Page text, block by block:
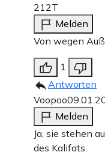
212T
Melden
Von wegen
1
Antworten
Voopoo
Melden
Ja, sie stehen
des Kalifats.